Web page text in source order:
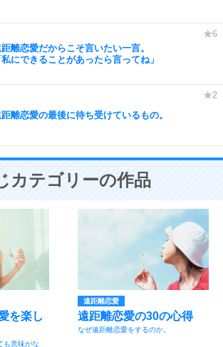
離恋愛だからこそ言いたい一言。
私にできることがあったら言ってね」
離恋愛の最後に待ち受けているもの。
カテゴリーの作品
を楽し
も意味がな
遠距離恋愛
遠距離恋愛の30の心得
なぜ遠距離恋愛をするのか。